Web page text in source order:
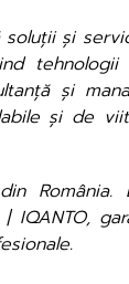
și
și
și de